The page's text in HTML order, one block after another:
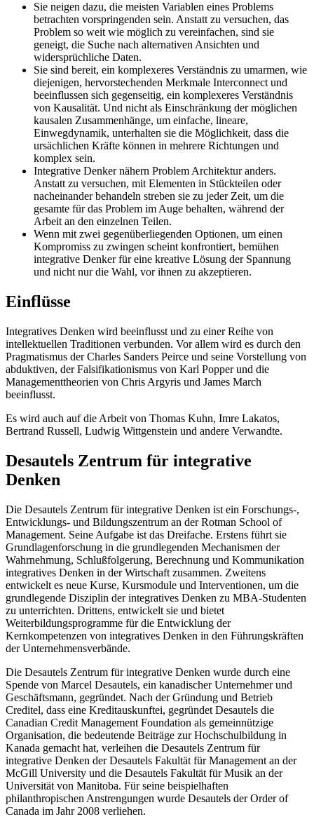
Sie neigen dazu, die meisten Variablen eines Problems
betrachten vorspringenden sein. Anstatt zu versuchen, das
Problem so weit wie möglich zu vereinfachen, sind sie
geneigt, die Suche nach alternativen Ansichten und
widersprüchliche Daten.
Sie sind bereit, ein komplexeres Verständnis zu umarmen, wie
diejenigen, hervorstechenden Merkmale Interconnect und
beeinflussen sich gegenseitig, ein komplexeres Verständnis
von Kausalität. Und nicht als Einschränkung der möglichen
kausalen Zusammenhänge, um einfache, lineare,
Einwegdynamik, unterhalten sie die Möglichkeit, dass die
ursächlichen Kräfte können in mehrere Richtungen und
komplex sein.
Integrative Denker nähern Problem Architektur anders.
Anstatt zu versuchen, mit Elementen in Stückteilen oder
nacheinander behandeln streben sie zu jeder Zeit, um die
gesamte für das Problem im Auge behalten, während der
Arbeit an den einzelnen Teilen.
Wenn mit zwei gegenüberliegenden Optionen, um einen
Kompromiss zu zwingen scheint konfrontiert, bemühen
integrative Denker für eine kreative Lösung der Spannung
und nicht nur die Wahl, vor ihnen zu akzeptieren.
Einflüsse
Integratives Denken wird beeinflusst und zu einer Reihe von
intellektuellen Traditionen verbunden. Vor allem wird es durch den
Pragmatismus der Charles Sanders Peirce und seine Vorstellung von
abduktiven, der Falsifikationismus von Karl Popper und die
Managementtheorien von Chris Argyris und James March
beeinflusst.
Es wird auch auf die Arbeit von Thomas Kuhn, Imre Lakatos,
Bertrand Russell, Ludwig Wittgenstein und andere Verwandte.
Desautels Zentrum für integrative
Denken
Die Desautels Zentrum für integrative Denken ist ein Forschungs-,
Entwicklungs- und Bildungszentrum an der Rotman School of
Management. Seine Aufgabe ist das Dreifache. Erstens führt sie
Grundlagenforschung in die grundlegenden Mechanismen der
Wahrnehmung, Schlußfolgerung, Berechnung und Kommunikation
integratives Denken in der Wirtschaft zusammen. Zweitens
entwickelt es neue Kurse, Kursmodule und Interventionen, um die
grundlegende Disziplin der integratives Denken zu MBA-Studenten
zu unterrichten. Drittens, entwickelt sie und bietet
Weiterbildungsprogramme für die Entwicklung der
Kernkompetenzen von integratives Denken in den Führungskräften
der Unternehmensverbände.
Die Desautels Zentrum für integrative Denken wurde durch eine
Spende von Marcel Desautels, ein kanadischer Unternehmer und
Geschäftsmann, gegründet. Nach der Gründung und Betrieb
Creditel, dass eine Kreditauskunftei, gegründet Desautels die
Canadian Credit Management Foundation als gemeinnützige
Organisation, die bedeutende Beiträge zur Hochschulbildung in
Kanada gemacht hat, verleihen die Desautels Zentrum für
integrative Denken der Desautels Fakultät für Management an der
McGill University und die Desautels Fakultät für Musik an der
Universität von Manitoba. Für seine beispielhaften
philanthropischen Anstrengungen wurde Desautels der Order of
Canada im Jahr 2008 verliehen.